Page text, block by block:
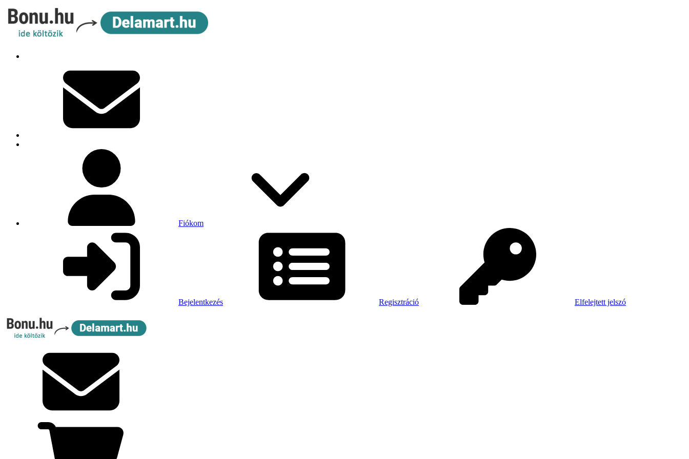
Fiókom
Bejelentkezés Regisztráció Elfelejtett jelszó